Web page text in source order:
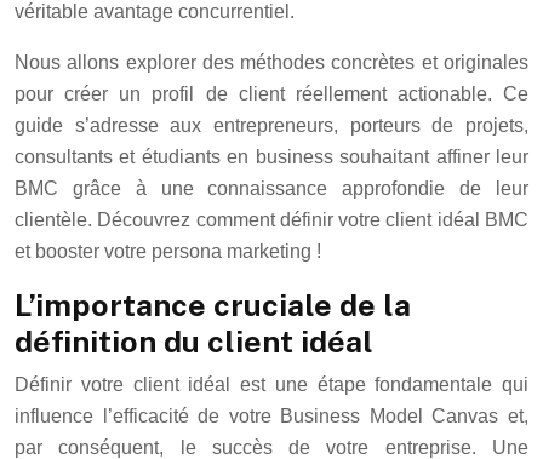
véritable avantage concurrentiel.
Nous allons explorer des méthodes concrètes et originales
pour créer un profil de client réellement actionable. Ce
guide s’adresse aux entrepreneurs, porteurs de projets,
consultants et étudiants en business souhaitant affiner leur
BMC grâce à une connaissance approfondie de leur
clientèle. Découvrez comment définir votre client idéal BMC
et booster votre persona marketing !
L’importance cruciale de la
définition du client idéal
Définir votre client idéal est une étape fondamentale qui
influence l’efficacité de votre Business Model Canvas et,
par conséquent, le succès de votre entreprise. Une